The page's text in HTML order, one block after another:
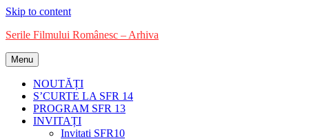
Skip to content
Serile Filmului Românesc – Arhiva
Festivalul SFR
Menu
NOUTĂȚI
S’CURTE LA SFR 14
PROGRAM SFR 13
INVITAȚI
Invitati SFR10